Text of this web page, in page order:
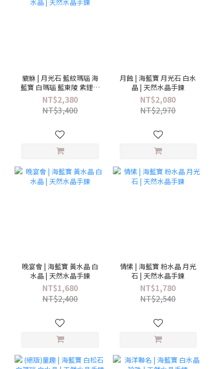
貔貅 | 月光石 藍紋瑪瑙 海
藍寶 白瑪瑙 藍東陵 紫鋰輝
粉水晶 | 天然水晶手鍊
NT$2,380
NT$3,400
月蝕 | 海藍寶 月光石 白水
晶 | 天然水晶手鍊
NT$2,080
NT$2,970
晚宴會 | 海藍寶 黃水晶 白
水晶 | 天然水晶手鍊
NT$1,680
NT$2,400
情愫 | 海藍寶 粉水晶 月光
石 | 天然水晶手鍊
NT$1,780
NT$2,540